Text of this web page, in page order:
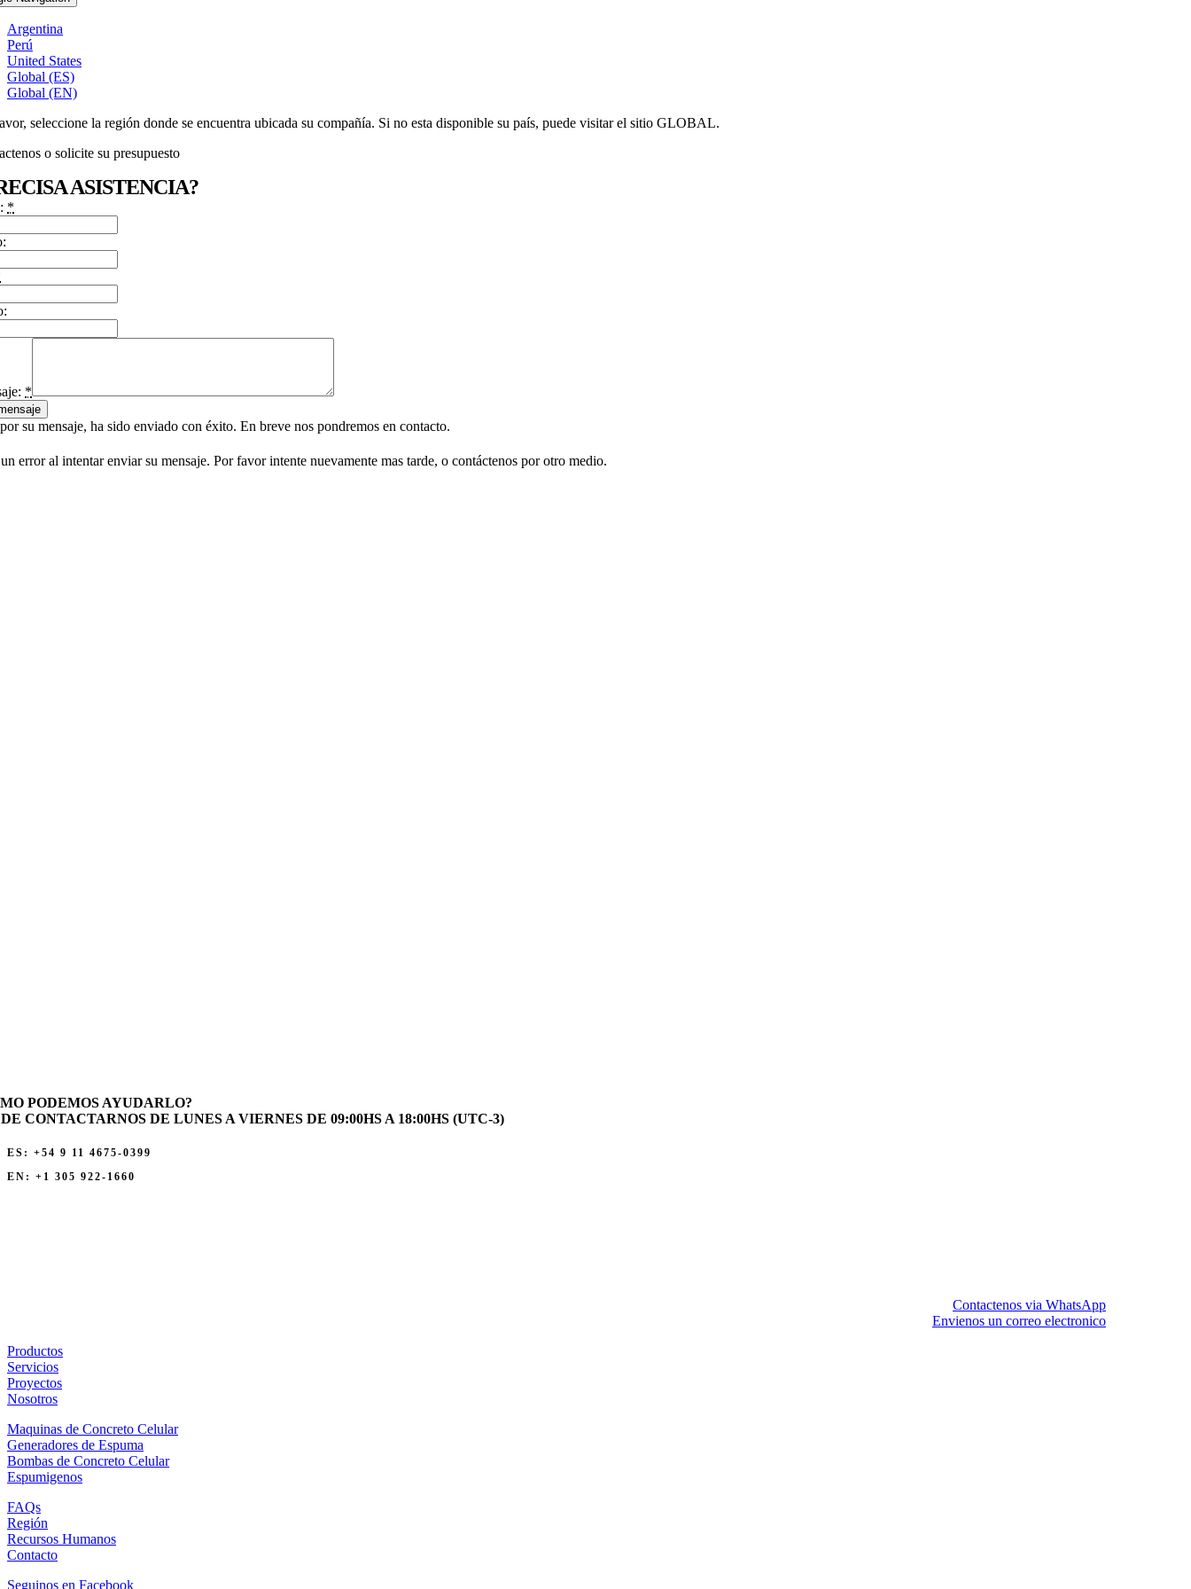
Argentina
Perú
United States
Global (ES)
Global (EN)
seleccione la región donde se encuentra ubicada su compañía. Si no esta disponible su país, puede visitar el sitio GLOBAL.
o solicite su presupuesto
ASISTENCIA?
*
*
su mensaje, ha sido enviado con éxito. En breve nos pondremos en contacto.
error al intentar enviar su mensaje. Por favor intente nuevamente mas tarde, o contáctenos por otro medio.
PODEMOS AYUDARLO?
CONTACTARNOS DE LUNES A VIERNES DE 09:00HS A 18:00HS (UTC-3)
ES: +54 9 11 4675-0399
EN: +1 305 922-1660
Contactenos via WhatsApp
Envienos un correo electronico
Productos
Servicios
Proyectos
Nosotros
Maquinas de Concreto Celular
Generadores de Espuma
Bombas de Concreto Celular
Espumigenos
FAQs
Región
Recursos Humanos
Contacto
Seguinos en Facebook